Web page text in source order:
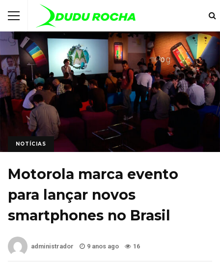
NOTÍCIAS
Motorola marca evento
para lançar novos
smartphones no Brasil
administrador 9 anos ago 16